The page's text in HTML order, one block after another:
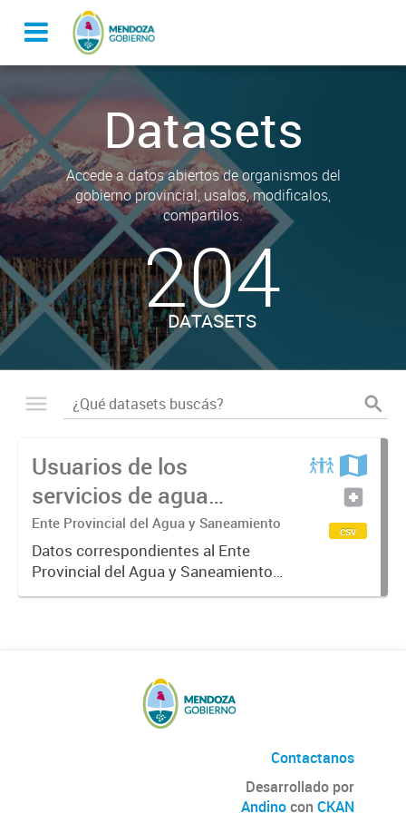
Datasets
Accede a datos abiertos de organismos del
gobierno provincial, usalos, modificalos,
compartilos.
204
DATASETS
Usuarios de los
servicios de agua
potable y cloacas
Ente Provincial del Agua y Saneamiento
Datos correspondientes al Ente
Provincial del Agua y Saneamiento
de Mendoza sobre las cuentas que
csv
Contactanos
Desarrollado por
Andinocon CKAN